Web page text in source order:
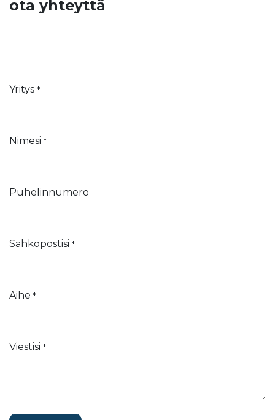
ota yhteyttä
Yritys *
Nimesi *
Puhelinnumero
Sähköpostisi *
Aihe *
Viestisi *